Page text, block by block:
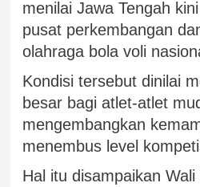
menilai Jawa Tengah
pusat perkembangan
olahraga bola voli
Kondisi tersebut dinilai
besar bagi atlet-atlet
mengembangkan
menembus level
Hal itu disampaikan Wali